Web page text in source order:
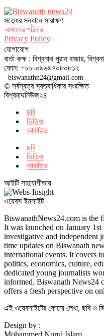
সত‌্যের সন্ধানে সারাক্ষণ
আমাদের পরিবার
Privacy Policy
যোগাযোগ
বার্তা কক্ষ : বিশ্বনাথ পুরান বাজার,
ফোন: +৮৮-০৯৬৯৭০৮০৮১২
biswanathn24@gmail.com
© সর্বস্বত্ব স্বত্বাধিকার সংরক্ষিত
বিশ্বনাথনিউজ২৪
ছবি
ভিডিও
আর্কাইভ
ছবি
ভিডিও
আর্কাইভ
আইটি সহযোগীতায়
ওয়েবস ইনসাইট
BiswanathNews24.com is the
It was launched on January
investigative and independent
time updates on Biswanath
international events. It covers
politics, economics, culture,
dedicated young journalists
informed. Biswanath News24
offers a fresh perspective on
এই ওয়েবসাইটের কোনো লেখা, ছবি ও
Design by :